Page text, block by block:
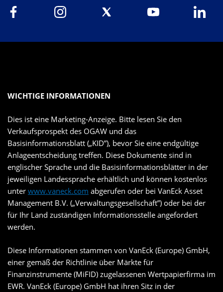
WICHTIGE INFORMATIONEN
Dies ist eine Marketing-Anzeige. Bitte lesen Sie den
Verkaufsprospekt des OGAW und das
Basisinformationsblatt („KID”), bevor Sie eine endgültige
Anlageentscheidung treffen. Diese Dokumente sind in
englischer Sprache und die Basisinformationsblätter in der
jeweiligen Landessprache erhältlich und können kostenlos
unter www.vaneck.com abgerufen oder bei VanEck Asset
Management B.V. („Verwaltungsgesellschaft”) oder bei der
für Ihr Land zuständigen Informationsstelle angefordert
werden.
Diese Informationen stammen von VanEck (Europe) GmbH,
einer gemäß der Richtlinie über Märkte für
Finanzinstrumente (MiFID) zugelassenen Wertpapierfirma im
EWR. VanEck (Europe) GmbH hat ihren Sitz in der